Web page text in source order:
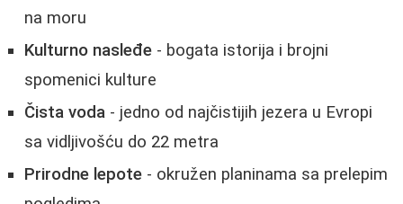
na moru
Kulturno nasleđe - bogata istorija i brojni
spomenici kulture
Čista voda - jedno od najčistijih jezera u Evropi
sa vidljivošću do 22 metra
Prirodne lepote - okružen planinama sa prelepim